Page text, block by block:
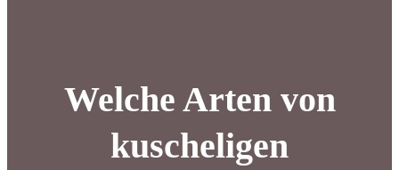
Welche Arten von
kuscheligen